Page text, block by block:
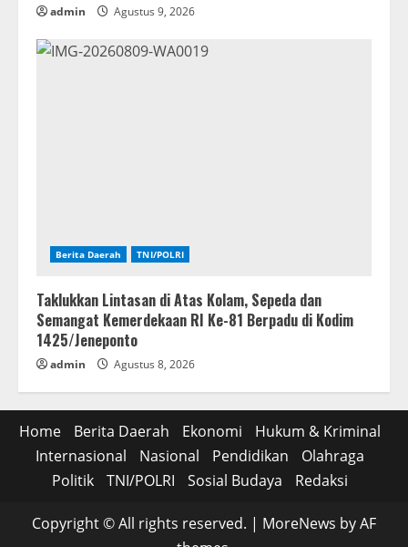
admin Agustus 9, 2026
Berita Daerah TNI/POLRI
Taklukkan Lintasan di Atas Kolam, Sepeda dan
Semangat Kemerdekaan RI Ke-81 Berpadu di Kodim
1425/Jeneponto
admin Agustus 8, 2026
Home Berita Daerah Ekonomi
Hukum & Kriminal
Internasional
Nasional Pendidikan
Olahraga
Politik
TNI/POLRI Sosial Budaya Redaksi
Copyright © All rights reserved. | MoreNews by AF